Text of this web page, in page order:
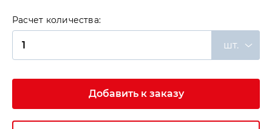
Расчет количества:
шт.
Добавить к заказу